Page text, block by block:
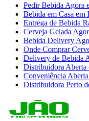
Pedir Bebida Agora
Bebida em Casa em
Entrega de Bebida
Cerveja Gelada
Bebida Delivery
Onde Comprar
Delivery de Bebida
Distribuidora Aberta
Conveniência Aberta
Distribuidora Perto